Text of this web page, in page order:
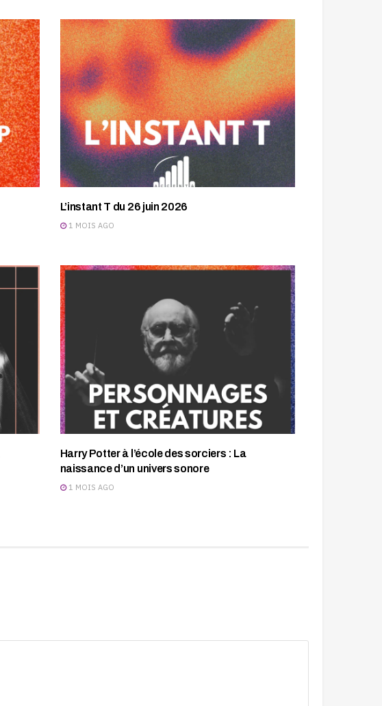
L’instant T du 26 juin 2026
1 MOIS AGO
Harry Potter à l’école des sorciers : La
naissance d’un univers sonore
1 MOIS AGO